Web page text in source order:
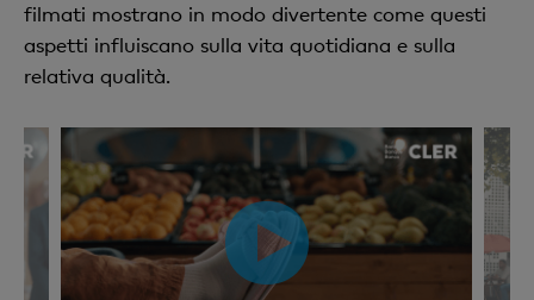
filmati mostrano in modo divertente come questi
aspetti influiscano sulla vita quotidiana e sulla
relativa qualità.